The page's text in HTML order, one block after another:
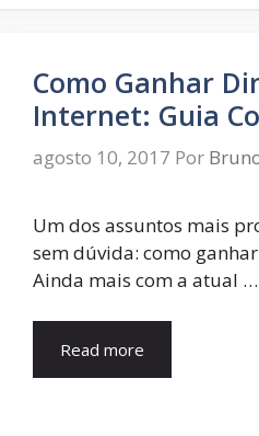
Como Ganhar
Internet: Guia
agosto 10, 2017 Por
Um dos assuntos mais
sem dúvida: como
Ainda mais com a atual …
Read more